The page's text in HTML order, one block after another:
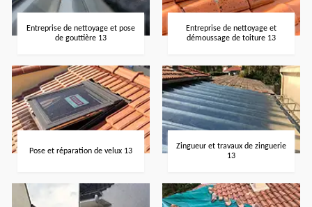
Entreprise de nettoyage et pose
de gouttière 13
Entreprise de nettoyage et
démoussage de toiture 13
Pose et réparation de velux 13
Zingueur et travaux de zinguerie
13